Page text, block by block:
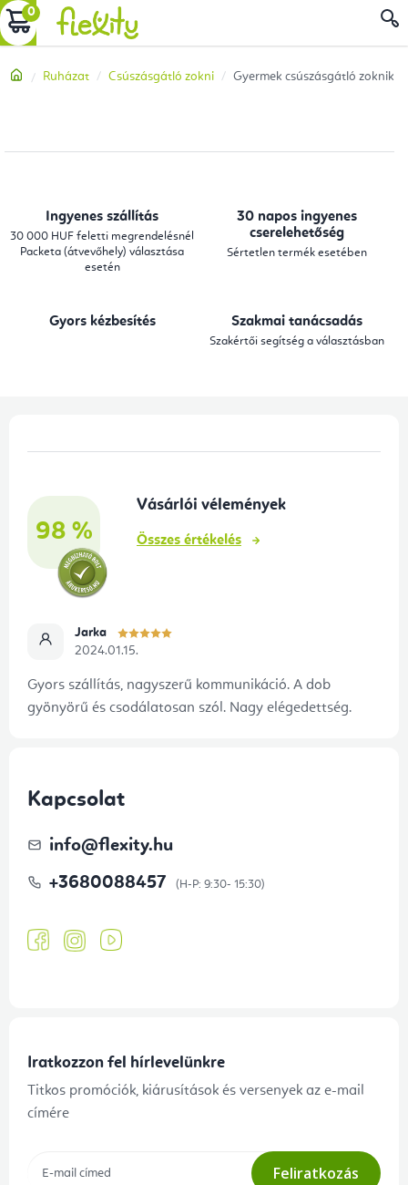
Ugrás
a
tartalomhoz
KOSÁR
Kezdőlap
Ruházat Csúszásgátló zokni Gyermek csúszásgátló zoknik
Ingyenes szállítás
30 000 HUF feletti megrendelésnél
Packeta (átvevőhely) választása
esetén
30 napos ingyenes
cserelehetőség
Sértetlen termék esetében
Gyors kézbesítés Szakmai tanácsadás
Szakértői segítség a választásban
98 %
Vásárlói vélemények
Összes értékelés
Jarka
2024.01.15.
Gyors szállítás, nagyszerű kommunikáció. A dob
gyönyörű és csodálatosan szól. Nagy elégedettség.
Kapcsolat
info@flexity.hu
+3680088457
Iratkozzon fel hírlevelünkre
Titkos promóciók, kiárusítások és versenyek az e-mail
címére
Feliratkozás